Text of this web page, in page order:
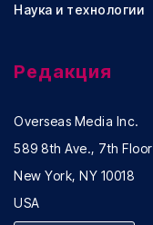
Наука и технологии
Редакция
Overseas Media Inc.
589 8th Ave., 7th Floor
New York, NY 10018
USA